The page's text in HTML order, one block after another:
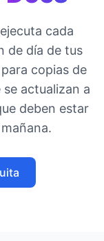
cada
de día de tus
copias de
actualizan a
deben estar